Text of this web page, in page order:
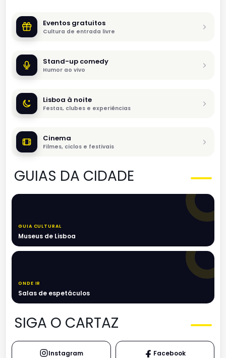
Eventos gratuitos
Cultura de entrada livre
Stand-up comedy
Humor ao vivo
Lisboa à noite
Festas, clubes e experiências
Cinema
Filmes, ciclos e festivais
GUIAS DA CIDADE
GUIA CULTURAL
Museus de Lisboa
ONDE IR
Salas de espetáculos
SIGA O CARTAZ
Instagram Facebook